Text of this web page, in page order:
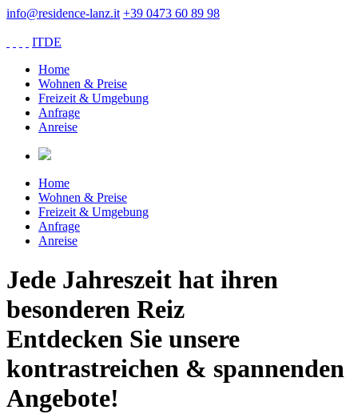
info@residence-lanz.it +39 0473 60 89 98
ITDE
Home
Wohnen & Preise
Freizeit & Umgebung
Anfrage
Anreise
Home
Wohnen & Preise
Freizeit & Umgebung
Anfrage
Anreise
Jede Jahreszeit hat ihren
besonderen Reiz
Entdecken Sie unsere
kontrastreichen & spannenden
Angebote!